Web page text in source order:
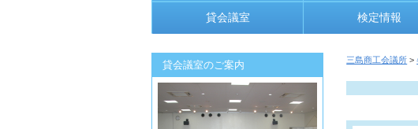
貸会議室 検定情報
三島商工会議所 >
貸会議室のご案内